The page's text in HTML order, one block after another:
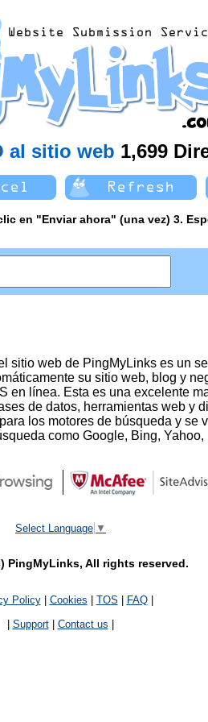
al sitio web 1,699
en "Enviar ahora" (una vez) 3.
sitio web de PingMyLinks es un
su sitio web, blog y
en línea. Esta es una excelente
de datos, herramientas web y
los motores de búsqueda y se
como Google, Bing,
Select Language ▼
PingMyLinks, All rights reserved.
Policy| Cookies TOS FAQ|
Support| Contact us